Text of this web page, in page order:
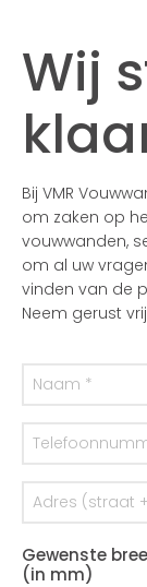
Wij
Bij VMR
om zaken op
vouwwanden,
om al uw
vinden van de
Neem gerust
Gewenste
(in mm)